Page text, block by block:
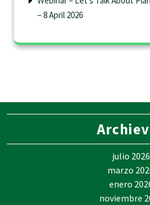
– 8 April 2026
julio 2026
marzo
enero
noviembre